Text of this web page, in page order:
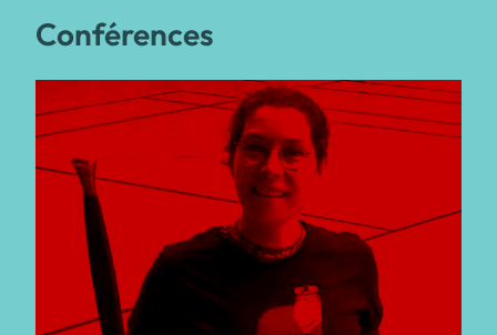
Conférences